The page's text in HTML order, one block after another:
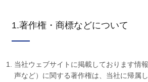
1.著作権・商標などについて
当社ウェブサイトに掲載しております情
声など）に関する著作権は、当社に帰属